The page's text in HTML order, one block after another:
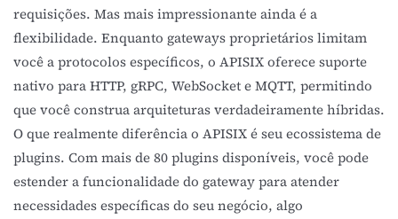
requisições. Mas mais impressionante ainda é a
flexibilidade. Enquanto gateways proprietários limitam
você a protocolos específicos, o APISIX oferece suporte
nativo para HTTP, gRPC, WebSocket e MQTT, permitindo
que você construa arquiteturas verdadeiramente híbridas.
O que realmente diferência o APISIX é seu ecossistema de
plugins. Com mais de 80 plugins disponíveis, você pode
estender a funcionalidade do gateway para atender
necessidades específicas do seu negócio, algo